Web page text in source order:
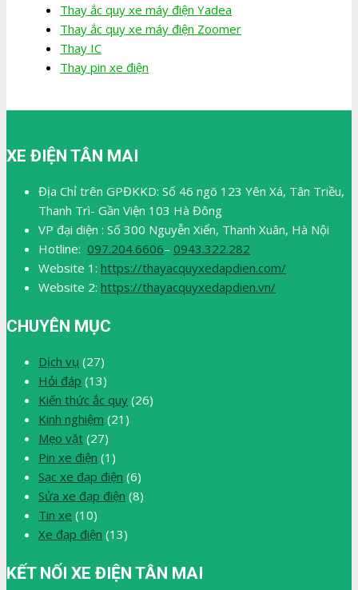
Thay ắc quy xe máy điện Yadea
Thay ắc quy xe máy điện Zoomer
Thay IC
Thay pin xe điện
XE ĐIỆN TÂN MAI
Địa Chỉ trên GPĐKKD: Số 46 ngõ 123 Yên Xá, Tân Triều,
Thanh Trì- Gần Viện 103 Hà Đông
VP đại diện : Số 300 Nguyễn Xiển, Thanh Xuân, Hà Nội
Hotline: 097.204.6606– 0943.322.282
Website 1: https://thayacquyxedapdien.com/
Website 2: https://thayacquyxedapdien.vn/
CHUYÊN MỤC
Dịch vụ (27)
Hỏi đáp (13)
Kiến thức ắc quy (26)
Kinh nghiệm (21)
Mẹo vặt (27)
Pin xe điện (1)
Sạc xe đạp điện (6)
Sửa xe đạp điện (8)
Tin xe (10)
Xe đạp điện (13)
KẾT NỐI XE ĐIỆN TÂN MAI